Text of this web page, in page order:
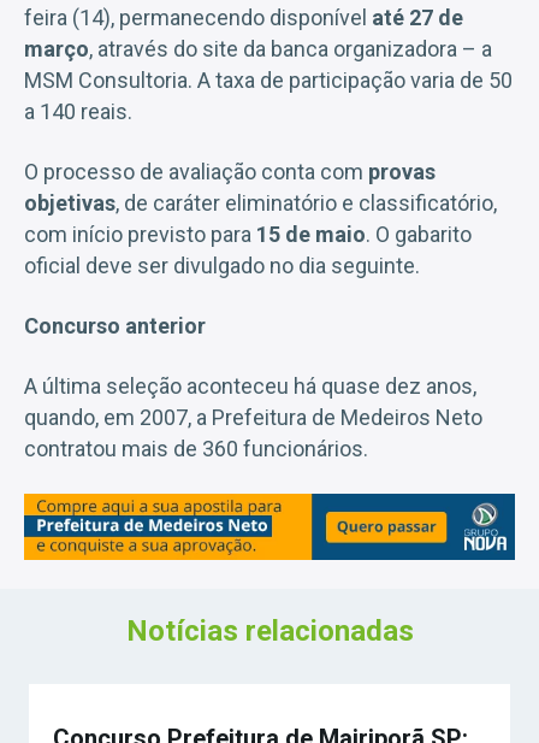
feira (14), permanecendo disponível até 27 de
março, através do site da banca organizadora – a
MSM Consultoria. A taxa de participação varia de 50
a 140 reais.
O processo de avaliação conta com provas
objetivas, de caráter eliminatório e classificatório,
com início previsto para 15 de maio. O gabarito
oficial deve ser divulgado no dia seguinte.
Concurso anterior
A última seleção aconteceu há quase dez anos,
quando, em 2007, a Prefeitura de Medeiros Neto
contratou mais de 360 funcionários.
Notícias relacionadas